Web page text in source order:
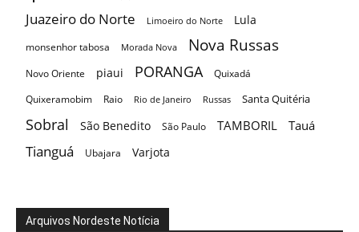
Juazeiro do Norte Limoeiro do Norte Lula
monsenhor tabosa Morada Nova Nova Russas
Novo Oriente piaui PORANGA
Quixadá
Quixeramobim
Raio Rio de Janeiro Russas Santa Quitéria
Sobral São Benedito São Paulo TAMBORIL Tauá
Tianguá Ubajara Varjota
Arquivos Nordeste Notícia